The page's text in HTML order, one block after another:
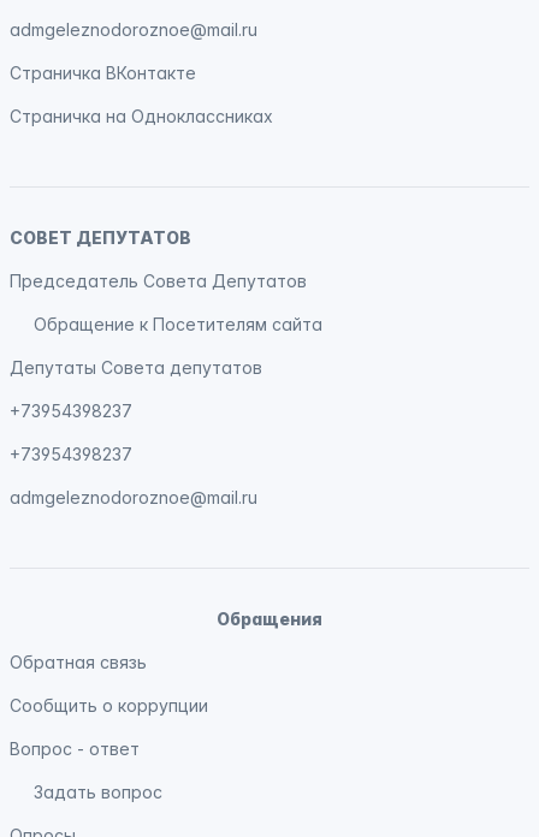
admgeleznodoroznoe@mail.ru
Страничка ВКонтакте
Страничка на Одноклассниках
СОВЕТ ДЕПУТАТОВ
Председатель Совета Депутатов
Обращение к Посетителям сайта
Депутаты Совета депутатов
+73954398237
+73954398237
admgeleznodoroznoe@mail.ru
Обращения
Обратная связь
Сообщить о коррупции
Вопрос - ответ
Задать вопрос